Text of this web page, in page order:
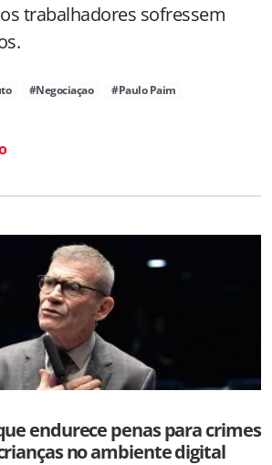
trabalhadores sofressem
#Negociaçao #Paulo Paim
endurece penas para crimes
no ambiente digital